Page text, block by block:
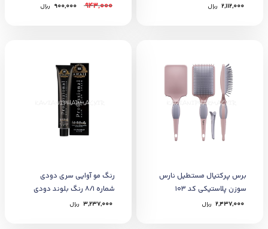
2,112,000 ﷼
943,000
900,000 ﷼
برس پرکتیال مستطیل نارس
سوزن پلاستیکی کد 103
2,437,000 ﷼
رنگ مو آوایی سری دودی
شماره 8/1 رنگ بلوند دودی
روشن
3,237,000 ﷼